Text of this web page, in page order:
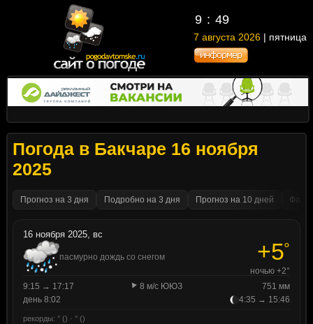
9 : 49
7 августа 2026 | пятница
Погода в Бакчаре 16 ноября
2025
Прогноз на 3 дня Подробно на 3 дня Прогноз на 10 дней
16 ноября 2025, вс
пасмурно дождь со снегом +5°
ночью +2°
9:15 → 17:17
8 м/с ЮЮЗ
751 мм
день 8:02
4:35 → 15:46
рекорды: ° () · ° ()